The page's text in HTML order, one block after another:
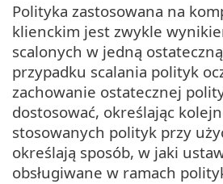
Polityka zastosowana na
klienckim jest zwykle
scalonych w jedną
przypadku scalania polityk
zachowanie ostatecznej
dostosować, określając
stosowanych polityk przy
określają sposób, w jaki
obsługiwane w ramach